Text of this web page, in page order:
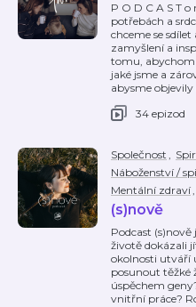
P O D C A S T
potřebách a
chceme se
zamyšlení a
tomu,
jaké jsme a
abysme objevily
34 epizod
Společnost ,
Náboženství /
Mentální zdraví,
(s)nově
Podcast
životě dokázali
okolnosti utváří
posunout těžké
úspěchem
vnitřní práce?